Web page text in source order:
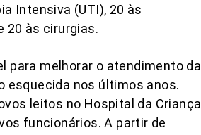
Intensiva (UTI), 20 às
20 às cirurgias.
para melhorar o atendimento da
esquecida nos últimos anos.
leitos no Hospital da Criança
funcionários. A partir de